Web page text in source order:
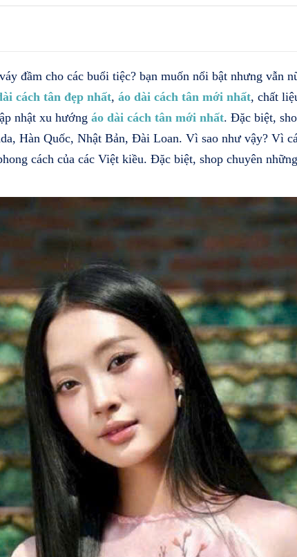
đầm cho các buổi tiệc? bạn muốn nổi bật nhưng vẫn
cách tân đẹp nhất, áo dài cách tân mới nhất, chất
nhật xu hướng áo dài cách tân mới nhất. Đặc biệt,
Hàn Quốc, Nhật Bản, Đài Loan. Vì sao như vậy? Vì
cách của các Việt kiều. Đặc biệt, shop chuyên